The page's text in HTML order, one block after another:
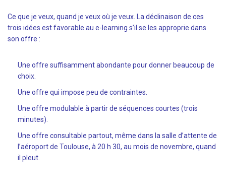
Ce que je veux, quand je veux où je veux. La déclinaison de ces
trois idées est favorable au e-learning s’il se les approprie dans
son offre :
Une offre suffisamment abondante pour donner beaucoup de
choix.
Une offre qui impose peu de contraintes.
Une offre modulable à partir de séquences courtes (trois
minutes).
Une offre consultable partout, même dans la salle d’attente de
l’aéroport de Toulouse, à 20 h 30, au mois de novembre, quand
il pleut.